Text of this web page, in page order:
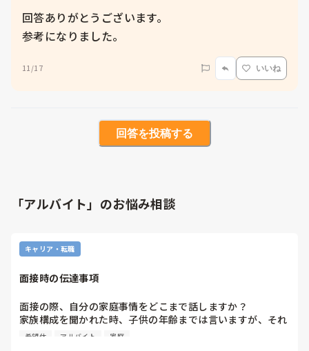
回答ありがとうございます。
参考になりました。
11/17 いいね
回答を投稿する
「アルバイト」のお悩み相談
キャリア・転職
面接時の伝達事項
面接の際、自分の家庭事情をどこまで話しますか？
家族構成を聞かれた時、子供の年齢までは言いますが、それ
以外は特に話していません。
希望休 アルバイト 家庭